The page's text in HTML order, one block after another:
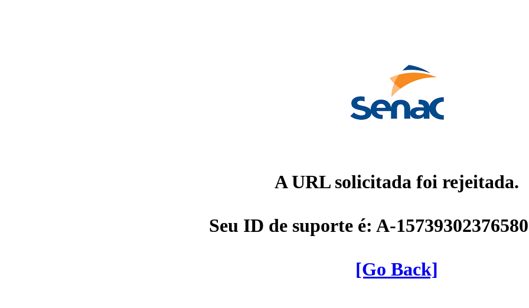
A URL solicitada foi rejeitada.
Seu ID de suporte é: A-
[Go Back]